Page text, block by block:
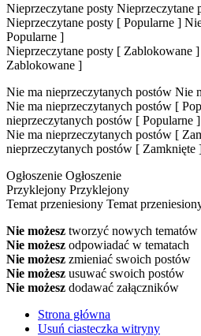
Nieprzeczytane posty Nieprzeczytane
Nieprzeczytane posty [ Popularne ]
Popularne ]
Nieprzeczytane posty [ Zablokowane ]
Zablokowane ]
Nie ma nieprzeczytanych postów Nie
Nie ma nieprzeczytanych postów [
nieprzeczytanych postów [ Popularne ]
Nie ma nieprzeczytanych postów [
nieprzeczytanych postów [ Zamknięte
Ogłoszenie Ogłoszenie
Przyklejony Przyklejony
Temat przeniesiony Temat
Nie możesz tworzyć nowych tematów
Nie możesz odpowiadać w tematach
Nie możesz zmieniać swoich postów
Nie możesz usuwać swoich postów
Nie możesz dodawać załączników
Strona główna
Usuń ciasteczka witryny